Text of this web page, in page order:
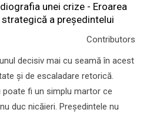
unei crize - Eroarea
strategică a președintelui
Contributors
decisiv mai cu seamă în acest
şi de escaladare retorică.
poate fi un simplu martor ce
duc nicăieri. Preşedintele nu